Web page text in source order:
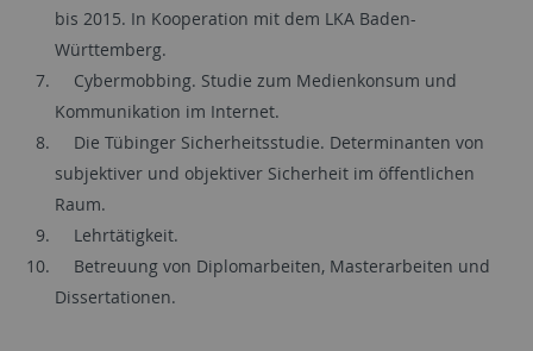
bis 2015. In Kooperation mit dem LKA Baden-
Württemberg.
Cybermobbing. Studie zum Medienkonsum und
Kommunikation im Internet.
Die Tübinger Sicherheitsstudie. Determinanten von
subjektiver und objektiver Sicherheit im öffentlichen
Raum.
Lehrtätigkeit.
Betreuung von Diplomarbeiten, Masterarbeiten und
Dissertationen.